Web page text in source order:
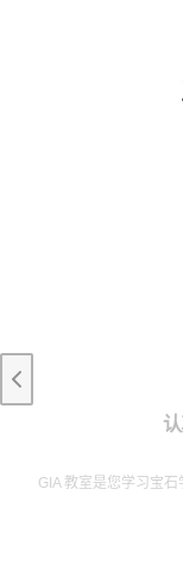
GIA 教室是您学习宝石
Previous slide